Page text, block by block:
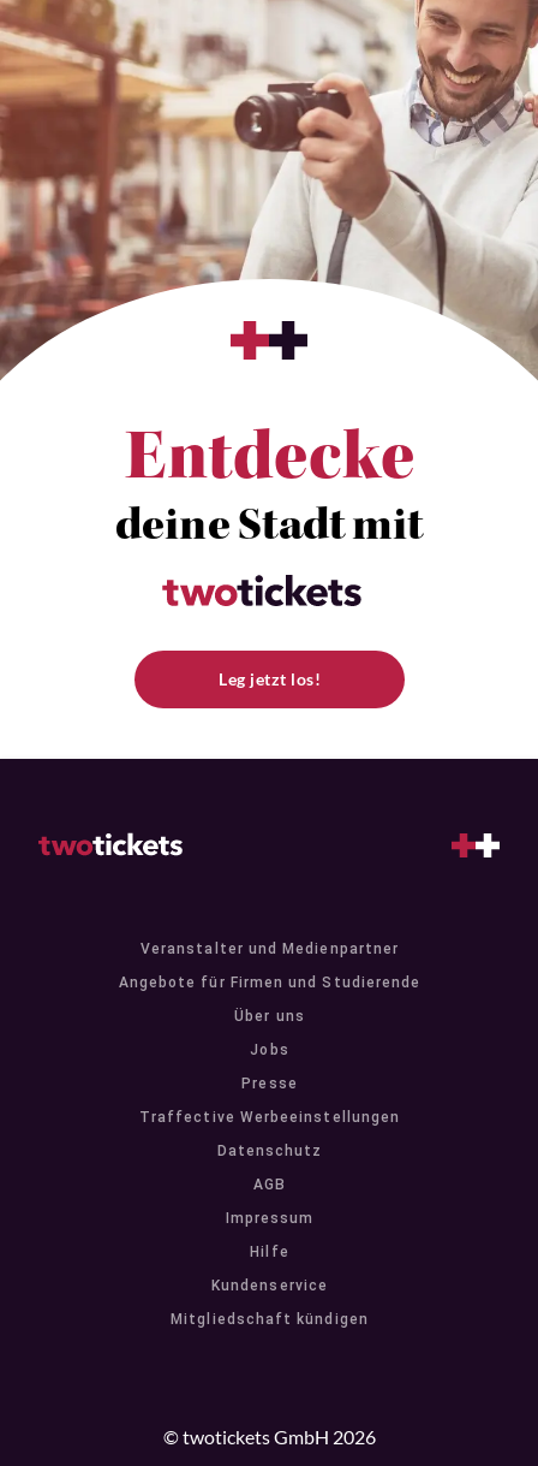
Entdecke
deine Stadt mit
Leg jetzt los!
Veranstalter und Medienpartner
Angebote für Firmen und Studierende
Über uns
Jobs
Presse
Traffective Werbeeinstellungen
Datenschutz
AGB
Impressum
Hilfe
Kundenservice
Mitgliedschaft kündigen
© twotickets GmbH 2026